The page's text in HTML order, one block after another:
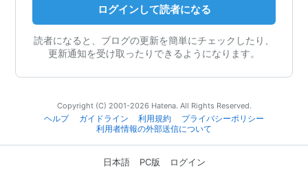
ログインして読者になる
読者になると、ブログの更新を簡単にチェックしたり、
更新通知を受け取ったりできるようになります。
Copyright (C) 2001-2026 Hatena. All Rights Reserved.
ヘルプ
ガイドライン 利用規約
プライバシーポリシー
利用者情報の外部送信について
日本語 PC版 ログイン